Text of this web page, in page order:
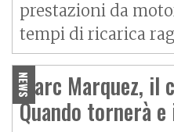
prestazioni da
tempi di ricarica
NEWS
Marc Marquez, il
Quando tornerà